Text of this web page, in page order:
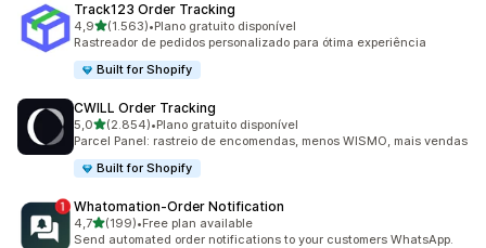
Track123 Order Tracking
4,9de 5 estrelas
(1.563)
1563 total de avaliações
•Plano gratuito disponível
Rastreador de pedidos personalizado para ótima experiência
Built for Shopify
CWILL Order Tracking
5,0de 5 estrelas
(2.854)
2854 total de avaliações
•Plano gratuito disponível
Parcel Panel: rastreio de encomendas, menos WISMO, mais vendas
Built for Shopify
Whatomation‑Order Notification
4,7de 5 estrelas
(199)
199 total de avaliações
•Free plan available
Send automated order notifications to your customers WhatsApp.